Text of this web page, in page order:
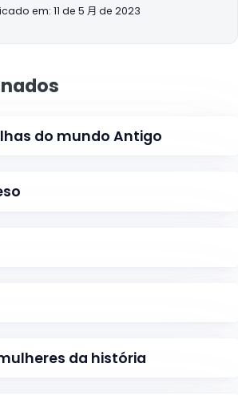
em: 11 de 5 月 de 2023
do mundo Antigo
da história